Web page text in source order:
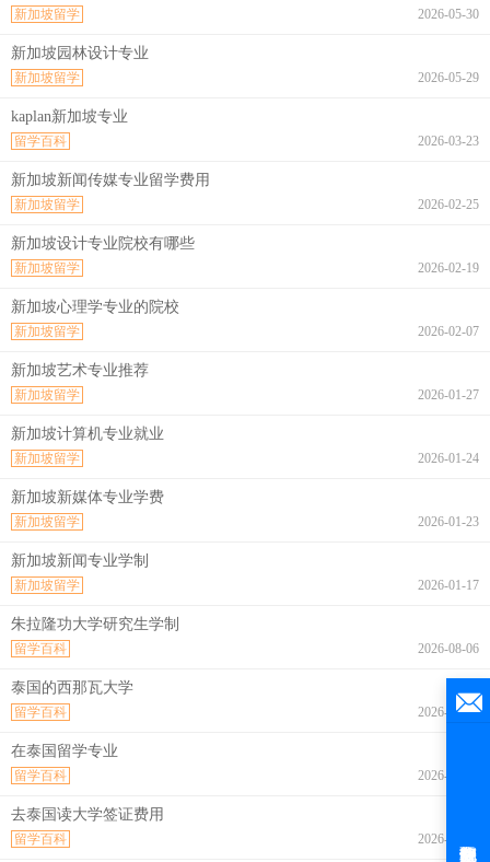
2026-05-30
新加坡留学
新加坡园林设计专业
2026-05-29
新加坡留学
kaplan新加坡专业
2026-03-23
留学百科
新加坡新闻传媒专业留学费用
2026-02-25
新加坡留学
新加坡设计专业院校有哪些
2026-02-19
新加坡留学
新加坡心理学专业的院校
2026-02-07
新加坡留学
新加坡艺术专业推荐
2026-01-27
新加坡留学
新加坡计算机专业就业
2026-01-24
新加坡留学
新加坡新媒体专业学费
2026-01-23
新加坡留学
新加坡新闻专业学制
2026-01-17
新加坡留学
朱拉隆功大学研究生学制
2026-08-06
留学百科
泰国的西那瓦大学
2026-08-06
留学百科
在泰国留学专业
2026-08-06
留学百科
去泰国读大学签证费用
2026-08-06
留学百科